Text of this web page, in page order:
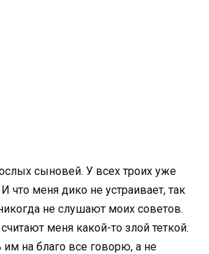
сыновей. У всех троих уже
что меня дико не устраивает, так
не слушают моих советов.
меня какой-то злой теткой.
на благо все говорю, а не